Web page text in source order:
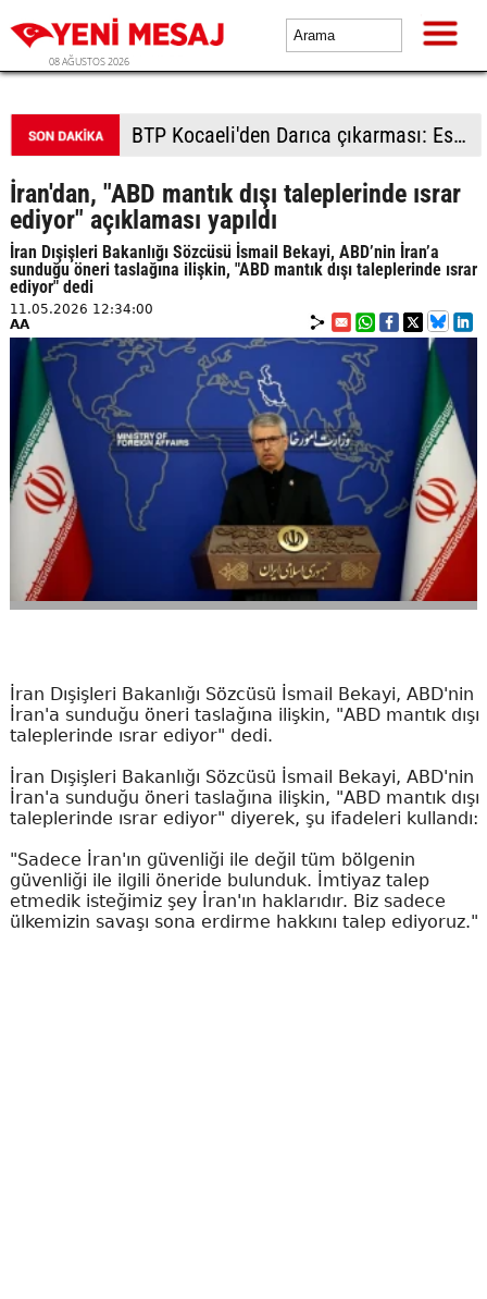
08 AĞUSTOS 2026
BTP Kocaeli'den Darıca çıkarması: Esnaf ve derneklerden yoğun ilgi
İran'dan, "ABD mantık dışı taleplerinde ısrar
ediyor" açıklaması yapıldı
İran Dışişleri Bakanlığı Sözcüsü İsmail Bekayi, ABD’nin İran’a
sunduğu öneri taslağına ilişkin, "ABD mantık dışı taleplerinde ısrar
ediyor" dedi
11.05.2026 12:34:00
AA
İran Dışişleri Bakanlığı Sözcüsü İsmail Bekayi, ABD'nin
İran'a sunduğu öneri taslağına ilişkin, "ABD mantık dışı
taleplerinde ısrar ediyor" dedi.
İran Dışişleri Bakanlığı Sözcüsü İsmail Bekayi, ABD'nin
İran'a sunduğu öneri taslağına ilişkin, "ABD mantık dışı
taleplerinde ısrar ediyor" diyerek, şu ifadeleri kullandı:
"Sadece İran'ın güvenliği ile değil tüm bölgenin
güvenliği ile ilgili öneride bulunduk. İmtiyaz talep
etmedik isteğimiz şey İran'ın haklarıdır. Biz sadece
ülkemizin savaşı sona erdirme hakkını talep ediyoruz."